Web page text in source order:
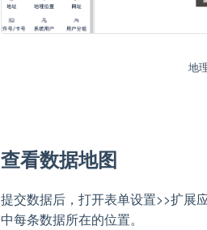
地
查看数据地图
提交数据后，打开表单设置>>扩展
中每条数据所在的位置。